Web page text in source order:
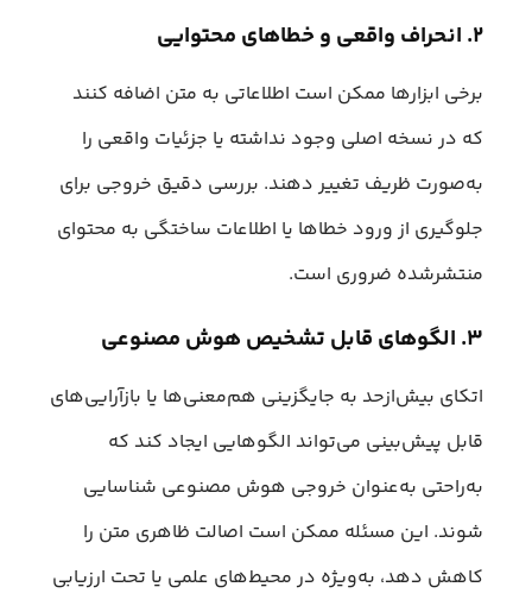
۲. انحراف واقعی و خطاهای محتوایی
برخی ابزارها ممکن است اطلاعاتی به متن اضافه کنند
که در نسخه اصلی وجود نداشته یا جزئیات واقعی را
به‌صورت ظریف تغییر دهند. بررسی دقیق خروجی برای
جلوگیری از ورود خطاها یا اطلاعات ساختگی به محتوای
منتشرشده ضروری است.
۳. الگوهای قابل تشخیص هوش مصنوعی
اتکای بیش‌ازحد به جایگزینی هم‌معنی‌ها یا بازآرایی‌های
قابل پیش‌بینی می‌تواند الگوهایی ایجاد کند که
به‌راحتی به‌عنوان خروجی هوش مصنوعی شناسایی
شوند. این مسئله ممکن است اصالت ظاهری متن را
کاهش دهد، به‌ویژه در محیط‌های علمی یا تحت ارزیابی